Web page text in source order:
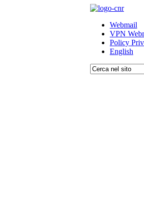
Webmail
VPN
Policy
English